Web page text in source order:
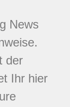
News
der
Ihr hier